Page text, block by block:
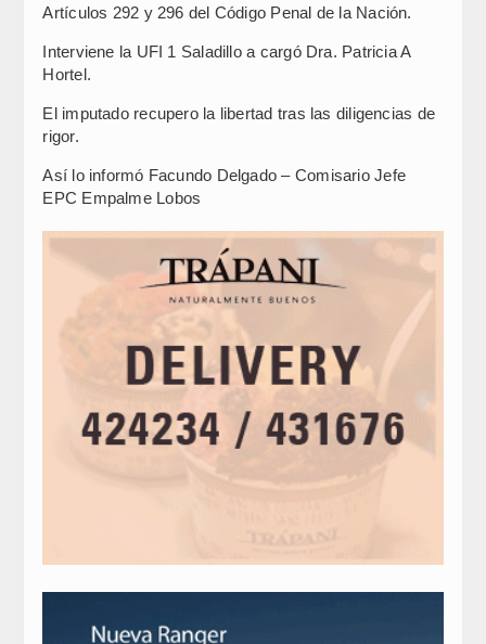
Artículos 292 y 296 del Código Penal de la Nación.
Interviene la UFI 1 Saladillo a cargó Dra. Patricia A
Hortel.
El imputado recupero la libertad tras las diligencias de
rigor.
Así lo informó Facundo Delgado – Comisario Jefe
EPC Empalme Lobos